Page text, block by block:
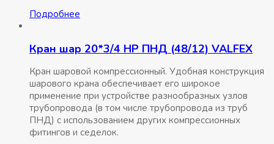
Подробнее
Кран шар 20*3/4 НР ПНД (48/12) VALFEX
Кран шаровой компрессионный. Удобная конструкция
шарового крана обеспечивает его широкое
применение при устройстве разнообразных узлов
трубопровода (в том числе трубопровода из труб
ПНД) с использованием других компрессионных
фитингов и седелок.